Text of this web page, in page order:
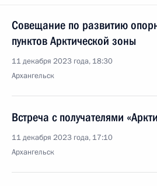
Совещание по развитию
пунктов Арктической зоны
11 декабря 2023 года, 18:30
Архангельск
Встреча с получателями
11 декабря 2023 года, 17:10
Архангельск